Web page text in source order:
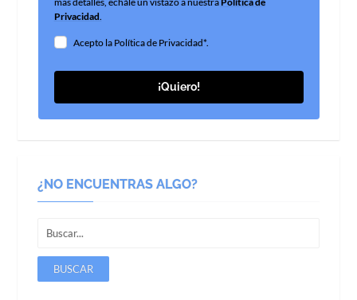
Privacidad.
Acepto la Política de Privacidad*.
¡Quiero!
¿NO ENCUENTRAS ALGO?